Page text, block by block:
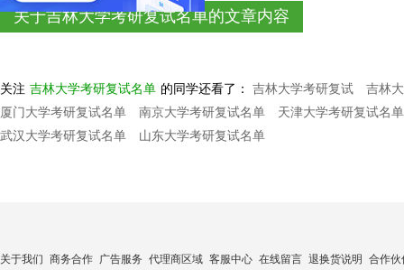
关于吉林大学考研复试名单的文章内容
关注 吉林大学考研复试名单 的同学还看了： 吉林大学考研复试
吉林
厦门大学考研复试名单
南京大学考研复试名单
天津大学考研复试名单
武汉大学考研复试名单
山东大学考研复试名单
关于我们 商务合作 广告服务 代理商区域 客服中心 在线留言 退换货说明 合作伙